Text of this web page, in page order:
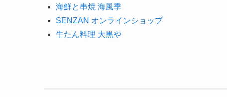
海鮮と串焼 海風季
SENZAN オンラインショップ
牛たん料理 大黒や